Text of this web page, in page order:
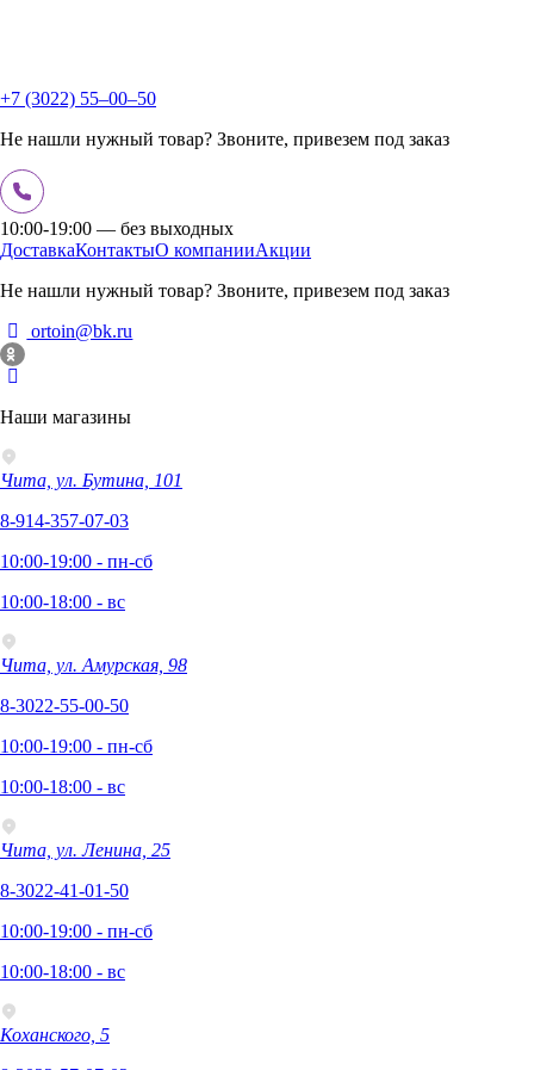
+7 (3022) 55‒00‒50
Не нашли нужный товар? Звоните, привезем под заказ
10:00-19:00 — без выходных
ДоставкаКонтактыО компанииАкции
Не нашли нужный товар? Звоните, привезем под заказ
ortoin@bk.ru
Наши магазины
Чита, ул. Бутина, 101
8-914-357-07-03
10:00-19:00 - пн-сб
10:00-18:00 - вс
Чита, ул. Амурская, 98
8-3022-55-00-50
10:00-19:00 - пн-сб
10:00-18:00 - вс
Чита, ул. Ленина, 25
8-3022-41-01-50
10:00-19:00 - пн-сб
10:00-18:00 - вс
Коханского, 5